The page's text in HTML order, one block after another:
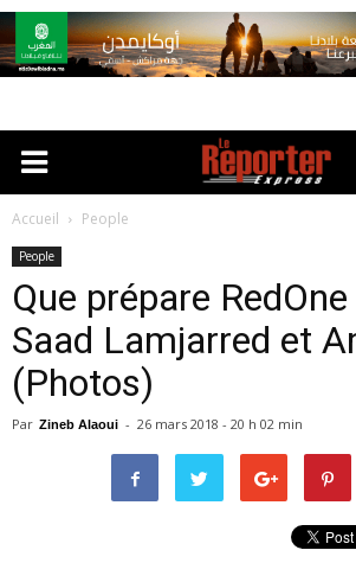
Accueil People
People
Que prépare
Saad Lamjarred et
(Photos)
Par Zineb Alaoui - 26 mars 2018 - 20 h 02 min